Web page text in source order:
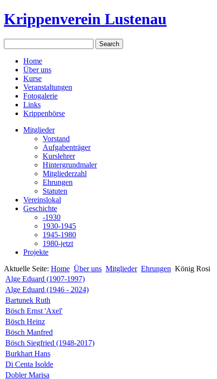
Krippenverein Lustenau
Home
Über uns
Kurse
Veranstaltungen
Fotogalerie
Links
Krippenbörse
Mitglieder
Vorstand
Aufgabenträger
Kurslehrer
Hintergrundmaler
Mitgliederzahl
Ehrungen
Statuten
Vereinslokal
Geschichte
-1930
1930-1945
1945-1980
1980-jetzt
Projekte
Aktuelle Seite: Home Über uns Mitglieder Ehrungen König Rosi
Alge Eduard (1907-1997)
Alge Eduard (1946 - 2024)
Bartunek Ruth
Bösch Ernst 'Axel'
Bösch Heinz
Bösch Manfred
Bösch Siegfried (1948-2017)
Burkhart Hans
Di Centa Isolde
Dobler Marisa